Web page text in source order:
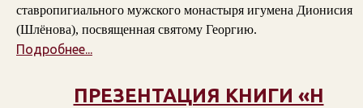
ставропигиального мужского монастыря игумена Дионисия
(Шлёнова), посвященная святому Георгию.
Подробнее...
ПРЕЗЕНТАЦИЯ КНИГИ «Η